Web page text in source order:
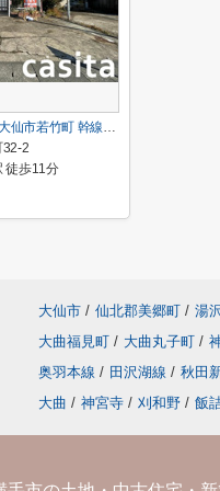
【建築条件なし】大仙市若竹町 幹線道路沿いの区画の整った南道路物件 住宅用地
32-2
徒歩11分
大仙市 / 仙北郡美郷町 / 湯
大曲福見町 / 大曲丸子町 /
奥羽本線 / 田沢湖線 / 秋田
大曲 / 神宮寺 / 刈和野 / 飯